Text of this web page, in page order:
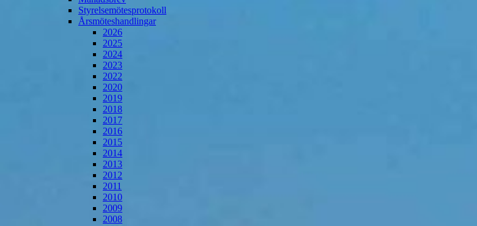
Styrelsemötesprotokoll
Årsmöteshandlingar
2026
2025
2024
2023
2022
2020
2019
2018
2017
2016
2015
2014
2013
2012
2011
2010
2009
2008